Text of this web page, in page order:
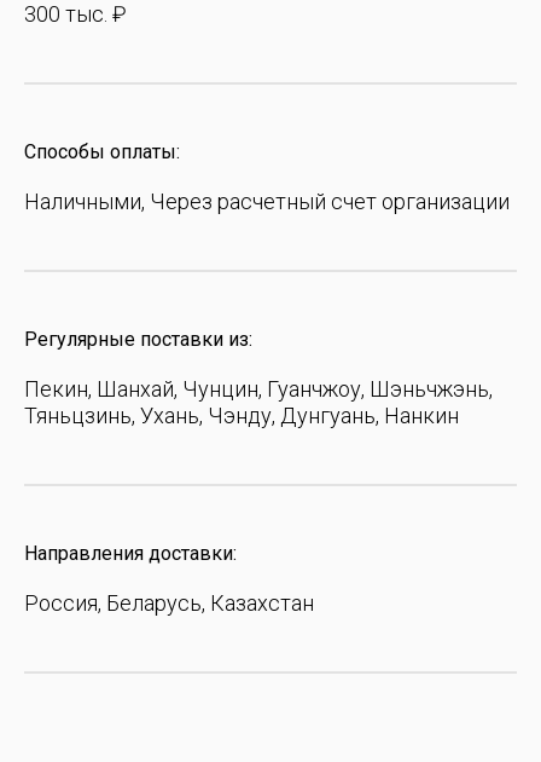
300 тыс. ₽
Способы оплаты:
Наличными, Через расчетный счет организации
Регулярные поставки из:
Пекин, Шанхай, Чунцин, Гуанчжоу, Шэньчжэнь,
Тяньцзинь, Ухань, Чэнду, Дунгуань, Нанкин
Направления доставки:
Россия, Беларусь, Казахстан